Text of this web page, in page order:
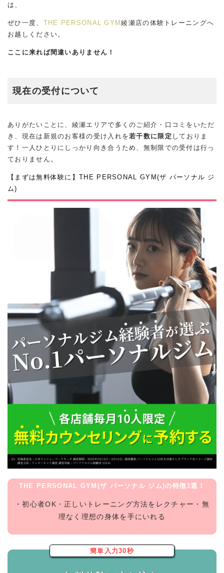
は、
ぜひ一度、 THE PERSONAL GYM綾瀬店の体験トレーニングへ
お越しください。
ここに来れば間違いありません！
現在の受付について
ありがたいことに、綾瀬エリアで多くのご紹介・口コミをいただ
き、現在は新規のお客様の受け入れを若干数に限定 しておりま
す！一人ひとりにしっかり向き合うため、無制限での受付は行っ
ておりません。
【まずは無料体験に】THE PERSONAL GYM(ザ パーソナル ジ
ム)
THE PERSONAL GYM(ザ パーソナル ジム)の特徴3選！
・初心者OK・正しいトレーニング方法をレクチャー・無
理なく理想の身体を手にいれる
簡単入力30秒